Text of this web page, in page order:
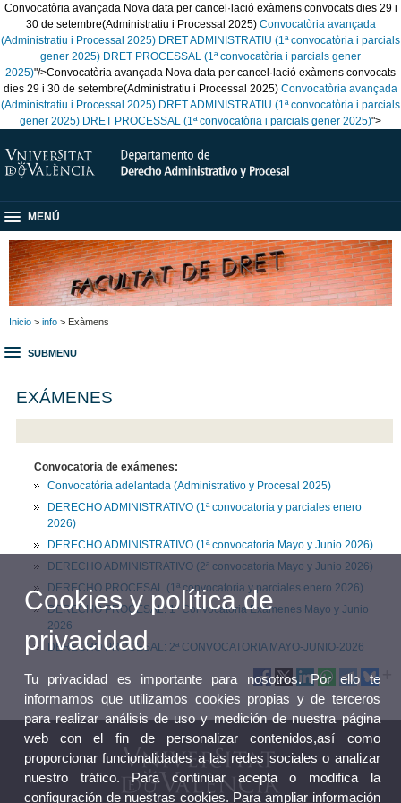
Convocatòria avançada Nova data per cancel·lació exàmens convocats dies 29 i
30 de setembre(Administratiu i Processal 2025) Convocatòria avançada
(Administratiu i Processal 2025) DRET ADMINISTRATIU (1ª convocatòria i parcials
gener 2025) DRET PROCESSAL (1ª convocatòria i parcials gener
2025)"/>Convocatòria avançada Nova data per cancel·lació exàmens convocats
dies 29 i 30 de setembre(Administratiu i Processal 2025) Convocatòria avançada
(Administratiu i Processal 2025) DRET ADMINISTRATIU (1ª convocatòria i parcials
gener 2025) DRET PROCESSAL (1ª convocatòria i parcials gener 2025)">
MENÚ
Inicio > info > Exàmens
SUBMENU
EXÁMENES
Convocatoria de exámenes:
Convocatória adelantada (Administrativo y Procesal 2025)
DERECHO ADMINISTRATIVO (1ª convocatoria y parciales enero
2026)
DERECHO ADMINISTRATIVO (1ª convocatoria Mayo y Junio 2026)
DERECHO ADMINISTRATIVO (2ª convocatoria Mayo y Junio 2026)
DERECHO PROCESAL (1ª convocatoria y parciales enero 2026)
DERECHO PROCESAL: 1ª Convocatória Exámenes Mayo y Junio
2026
DERECHO PROCESAL: 2ª CONVOCATORIA MAYO-JUNIO-2026
Cookies y política de
privacidad
Tu privacidad es importante para nosotros. Por ello te
informamos que utilizamos cookies propias y de terceros
para realizar análisis de uso y medición de nuestra página
web con el fin de personalizar contenidos,así como
proporcionar funcionalidades a las redes sociales o analizar
nuestro tráfico. Para continuar acepta o modifica la
configuración de nuestras cookies. Para ampliar información